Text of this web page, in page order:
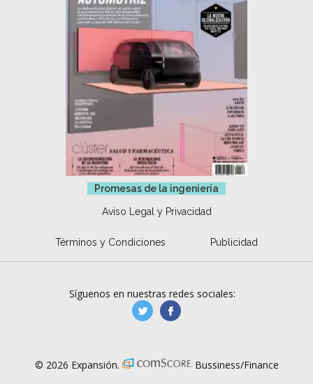
Promesas de la ingeniería
Aviso Legal y Privacidad
Términos y Condiciones Publicidad
Síguenos en nuestras redes sociales:
manufacturaGE
© 2026 Expansión. Bussiness/Finance